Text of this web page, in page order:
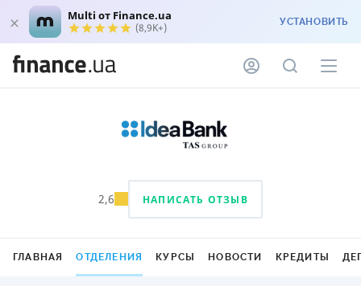
Multi от Finance.ua
(8,9K+) УСТАНОВИТЬ
2,6 НАПИСАТЬ ОТЗЫВ
ГЛАВНАЯ ОТДЕЛЕНИЯ КУРСЫ НОВОСТИ КРЕДИТЫ